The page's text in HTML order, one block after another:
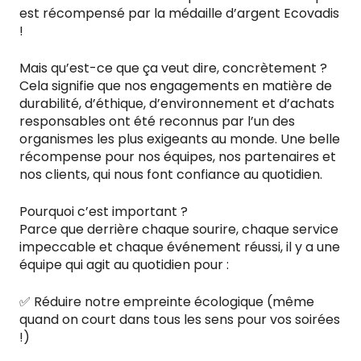
est récompensé par la médaille d’argent Ecovadis
!
Mais qu’est-ce que ça veut dire, concrètement ?
Cela signifie que nos engagements en matière de
durabilité, d’éthique, d’environnement et d’achats
responsables ont été reconnus par l’un des
organismes les plus exigeants au monde. Une belle
récompense pour nos équipes, nos partenaires et
nos clients, qui nous font confiance au quotidien.
Pourquoi c’est important ?
Parce que derrière chaque sourire, chaque service
impeccable et chaque événement réussi, il y a une
équipe qui agit au quotidien pour :
✅ Réduire notre empreinte écologique (même
quand on court dans tous les sens pour vos soirées
!)